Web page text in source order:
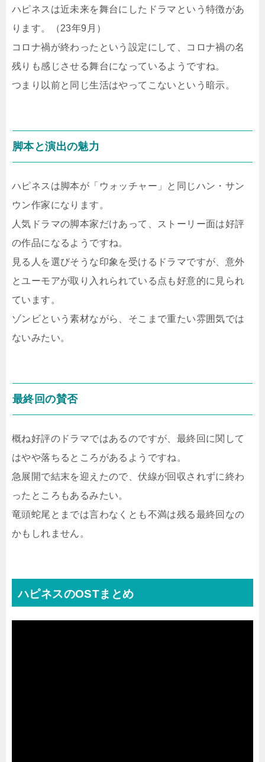
ハピネスは近未来を舞台にしたドラマという特徴があ
ります。（23年9月）
コロナ禍が終わったという設定にして、コロナ禍の名
残りも感じさせる舞台になっているようですね。
つまり以前と同じ生活はやってこないという暗示。
脚本と演出の魅力
ハピネスは脚本が「ウォッチャー」と同じハン・サン
ウン作家になります。
人気ドラマの脚本家だけあって、ストーリー面は好評
の作品になるようですね。
見る人を選びそうな印象を受けるドラマですが、意外
とユーモアが取り入れられている点も好意的に見られ
ています。
ゾンビという素材ながら、そこまで重たい雰囲気では
ないみたい。
最終回の賛否
概ね好評のドラマではあるのですが、最終回に関して
はやや落ちるところがあるようですね。
急展開で結末を迎えたので、伏線が回収されずに終わ
ったところもあるみたい。
竜頭蛇尾とまでは言わなくとも不満は残る最終回なの
かもしれません。
ハピネスのOSTまとめ